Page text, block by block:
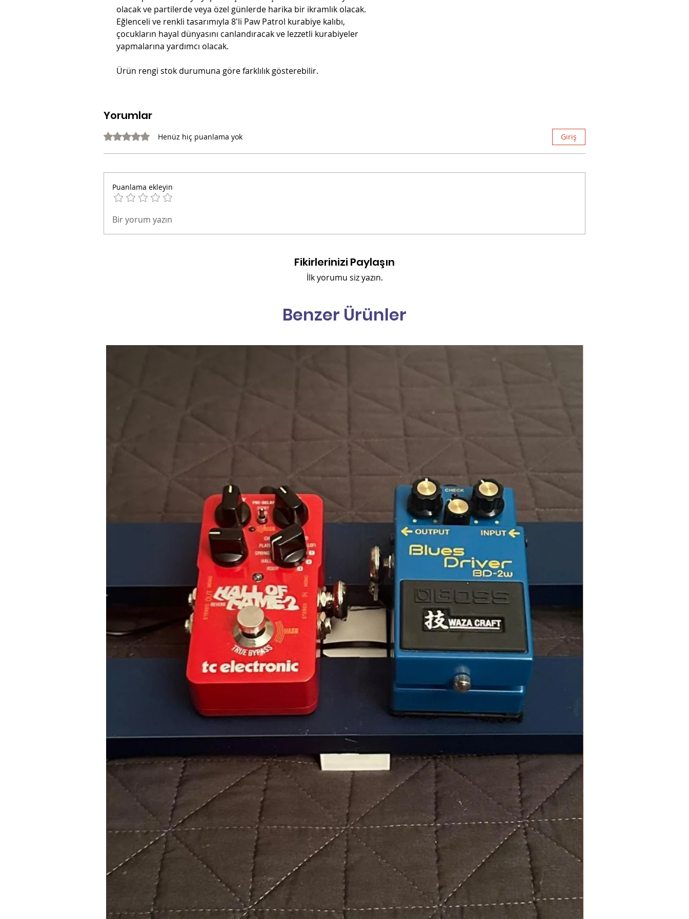
olacak ve partilerde veya özel günlerde harika bir ikramlık olacak.
Eğlenceli ve renkli tasarımıyla 8'li Paw Patrol kurabiye kalıbı,
çocukların hayal dünyasını canlandıracak ve lezzetli kurabiyeler
yapmalarına yardımcı olacak.
Ürün rengi stok durumuna göre farklılık gösterebilir.
Yorumlar
Giriş
5 üzerinden 0 yıldız Henüz hiç puanlama yok
Puanlama ekleyin
Bir yorum yazın
Fikirlerinizi Paylaşın
İlk yorumu siz yazın.
Benzer Ürünler